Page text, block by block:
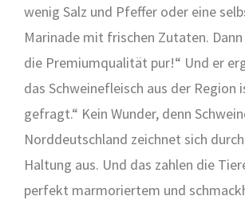
wenig Salz und Pfef­fer oder eine
Mari­na­de mit fri­schen Zuta­ten.
die Pre­mi­um­qua­li­tät pur!“ Und er
das Schwei­ne­fleisch aus der Regi­on
gefragt.“ Kein Wun­der, denn
Nord­deutsch­land zeich­net sich
Hal­tung aus. Und das zah­len die
per­fekt mar­mo­rier­tem und